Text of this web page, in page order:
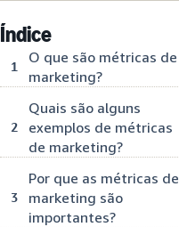
Índice
1
O que são métricas de
marketing?
2
Quais são alguns
exemplos de métricas
de marketing?
3
Por que as métricas de
marketing são
importantes?